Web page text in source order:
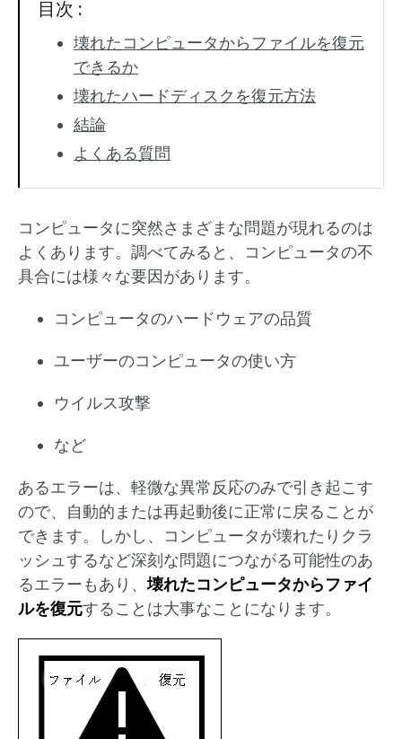
目次 :
壊れたコンピュータからファイルを復元
できるか
壊れたハードディスクを復元方法
結論
よくある質問
コンピュータに突然さまざまな問題が現れるのは
よくあります。調べてみると、コンピュータの不
具合には様々な要因があります。
コンピュータのハードウェアの品質
ユーザーのコンピュータの使い方
ウイルス攻撃
など
あるエラーは、軽微な異常反応のみで引き起こす
ので、自動的または再起動後に正常に戻ることが
できます。しかし、コンピュータが壊れたりクラ
ッシュするなど深刻な問題につながる可能性のあ
るエラーもあり、壊れたコンピュータからファイ
ルを復元することは大事なことになります。